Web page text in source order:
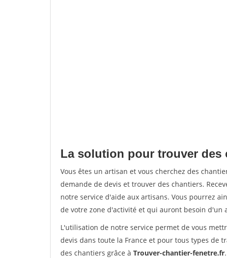
La solution pour trouver des
Vous êtes un artisan et vous cherchez des
demande de devis et trouver des chantiers.
notre service d'aide aux artisans. Vous pourrez
de votre zone d'activité et qui auront besoin d'un
L'utilisation de notre service permet de vous
devis dans toute la France et pour tous types de
des chantiers grâce à Trouver-chantier-fenetre.fr